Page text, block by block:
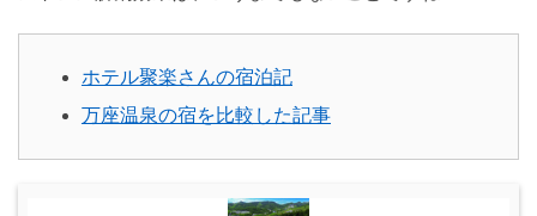
ホテル聚楽さんの宿泊記
万座温泉の宿を比較した記事